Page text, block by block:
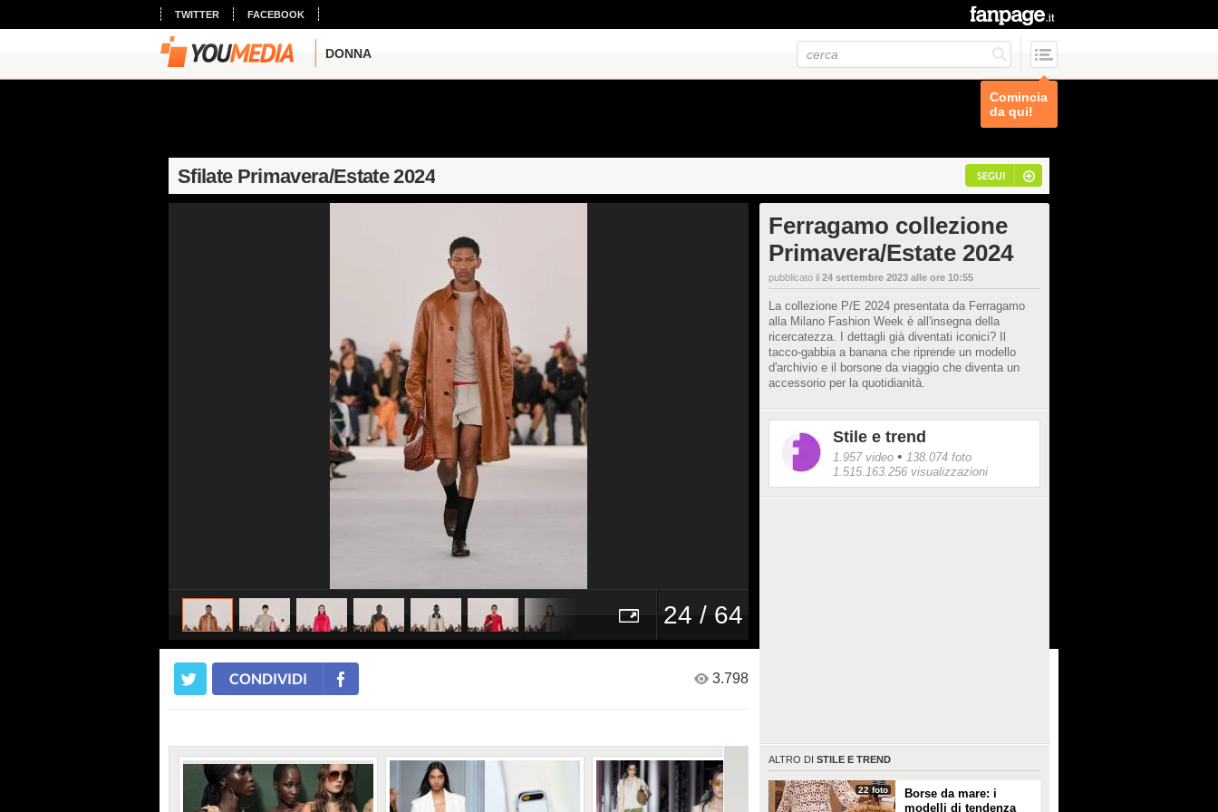
TWITTER FACEBOOK
DONNA
Comincia
da qui!
Sfilate Primavera/Estate 2024 SEGUI
24 / 64
Ferragamo collezione
Primavera/Estate 2024
pubblicato il 24 settembre 2023 alle ore 10:55
La collezione P/E 2024 presentata da Ferragamo
alla Milano Fashion Week è all'insegna della
ricercatezza. I dettagli già diventati iconici? Il
tacco-gabbia a banana che riprende un modello
d'archivio e il borsone da viaggio che diventa un
accessorio per la quotidianità.
Stile e trend
1.957 video • 138.074 foto
1.515.163.256 visualizzazioni
ALTRO DI STILE E TREND
22 foto
Borse da mare: i
modelli di tendenza
CONDIVIDI 3.798